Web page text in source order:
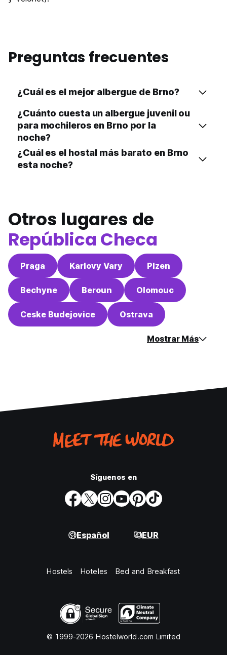
Preguntas frecuentes
¿Cuál es el mejor albergue de Brno?
¿Cuánto cuesta un albergue juvenil ou
para mochileros en Brno por la
noche?
¿Cuál es el hostal más barato en Brno
esta noche?
Otros lugares de
República Checa
Praga Karlovy Vary Plzen
Bechyne Beroun Olomouc
Ceske Budejovice Ostrava
Mostrar Más
Síguenos en
Español EUR
Hostels Hoteles Bed and Breakfast
© 1999-2026 Hostelworld.com Limited